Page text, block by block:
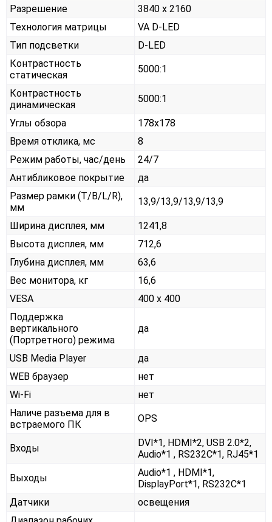
Разрешение
3840 x 2160
Технология матрицы
VA D-LED
Тип подсветки
D-LED
Контрастность
статическая
5000:1
Контрастность
динамическая
5000:1
Углы обзора
178x178
Время отклика, мс
8
Режим работы, час/день
24/7
Антибликовое покрытие
да
Размер рамки (T/B/L/R),
мм
13,9/13,9/13,9/13,9
Ширина дисплея, мм
1241,8
Высота дисплея, мм
712,6
Глубина дисплея, мм
63,6
Вес монитора, кг
16,6
VESA
400 x 400
Поддержка
вертикального
(Портретного) режима
да
USB Media Player
да
WEB браузер
нет
Wi-Fi
нет
Наличе разъема для в
встраемого ПК
OPS
Входы
DVI*1, HDMI*2, USB 2.0*2,
Audio*1 , RS232С*1, RJ45*1
Выходы
Audio*1 , HDMI*1,
DisplayPort*1, RS232С*1
Датчики
освещения